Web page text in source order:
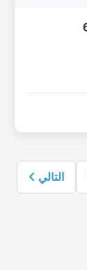
التالي